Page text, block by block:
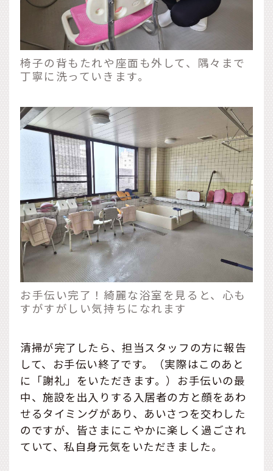
椅子の背もたれや座面も外して、隅々まで
丁寧に洗っていきます。
お手伝い完了！綺麗な浴室を見ると、心も
すがすがしい気持ちになれます
清掃が完了したら、担当スタッフの方に報告
して、お手伝い終了です。（実際はこのあと
に「謝礼」をいただきます。）お手伝いの最
中、施設を出入りする入居者の方と顔をあわ
せるタイミングがあり、あいさつを交わした
のですが、皆さまにこやかに楽しく過ごされ
ていて、私自身元気をいただきました。